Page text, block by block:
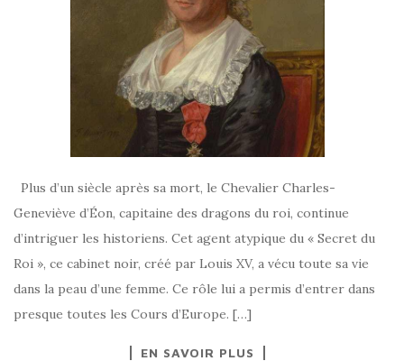
Plus d’un siècle après sa mort, le Chevalier Charles-
Geneviève d’Éon, capitaine des dragons du roi, continue
d’intriguer les historiens. Cet agent atypique du « Secret du
Roi », ce cabinet noir, créé par Louis XV, a vécu toute sa vie
dans la peau d’une femme. Ce rôle lui a permis d’entrer dans
presque toutes les Cours d’Europe. […]
EN SAVOIR PLUS